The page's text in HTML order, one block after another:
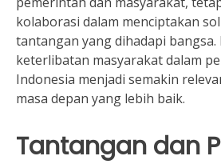
kolaborasi dalam menciptakan
tantangan yang dihadapi bangsa.
keterlibatan masyarakat dalam
Indonesia menjadi semakin
masa depan yang lebih baik.
Tantangan dan